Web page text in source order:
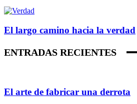
El largo camino hacia la verdad
ENTRADAS RECIENTES
El arte de fabricar una derrota